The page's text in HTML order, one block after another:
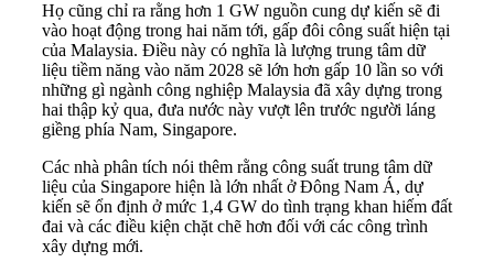
Họ cũng chỉ ra rằng hơn 1 GW nguồn cung dự kiến ​​sẽ đi
vào hoạt động trong hai năm tới, gấp đôi công suất hiện tại
của Malaysia. Điều này có nghĩa là lượng trung tâm dữ
liệu tiềm năng vào năm 2028 sẽ lớn hơn gấp 10 lần so với
những gì ngành công nghiệp Malaysia đã xây dựng trong
hai thập kỷ qua, đưa nước này vượt lên trước người láng
giềng phía Nam, Singapore.
Các nhà phân tích nói thêm rằng công suất trung tâm dữ
liệu của Singapore hiện là lớn nhất ở Đông Nam Á, dự
kiến ​​sẽ ổn định ở mức 1,4 GW do tình trạng khan hiếm đất
đai và các điều kiện chặt chẽ hơn đối với các công trình
xây dựng mới.